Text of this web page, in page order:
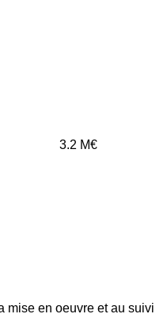
3.2 M€
mise en oeuvre et au suivi